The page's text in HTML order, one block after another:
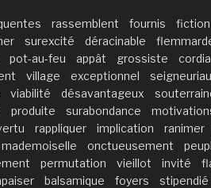
rassemblent fournis fiction
surexcité déracinable
pot-au-feu appât grossiste
village exceptionnel
viabilité désavantageux
produite surabondance
rappliquer implication ranimer
mademoiselle onctueusement
permutation vieillot invité
balsamique foyers stipendié